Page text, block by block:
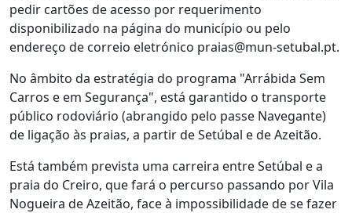
pedir cartões de acesso por requerimento
disponibilizado na página do município ou pelo
endereço de correio eletrónico praias@mun-setubal.pt.
No âmbito da estratégia do programa "Arrábida Sem
Carros e em Segurança", está garantido o transporte
público rodoviário (abrangido pelo passe Navegante)
de ligação às praias, a partir de Setúbal e de Azeitão.
Está também prevista uma carreira entre Setúbal e a
praia do Creiro, que fará o percurso passando por Vila
Nogueira de Azeitão, face à impossibilidade de se fazer